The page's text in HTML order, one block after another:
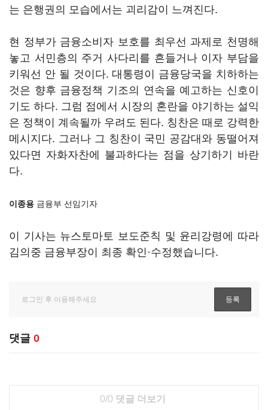
는 은행권의 모습에서는 괴리감이 느껴진다.
현 정부가 금융소비자 보호를 최우선 과제로 천명해
놓고 서민층의 주거 사다리를 흔들거나 이자 부담을
키워선 안 될 것이다. 대통령이 금융당국을 치하하는
것은 향후 금융정책 기조의 연속을 예고하는 신호이
기도 하다. 그럼 점에서 시장의 혼란을 야기하는 설익
은 정책이 계속될까 우려도 된다. 칭찬은 때로 강력한
메시지다. 그러나 그 칭찬이 국민 공감대와 동떨어져
있다면 자화자찬에 불과하다는 점을 상기하기 바란
다.
이종용 금융부 선임기자
이 기사는 뉴스토마토 보도준칙 및 윤리강령에 따라
김의중 금융부장이 최종 확인·수정했습니다.
댓글 0
0/0 댓글 더보기